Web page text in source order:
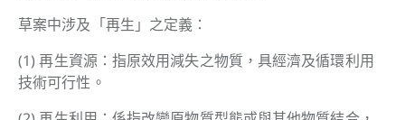
草案中涉及「再生」之定義：
(1) 再生資源：指原效用減失之物質，具經濟及循環利用
技術可行性。